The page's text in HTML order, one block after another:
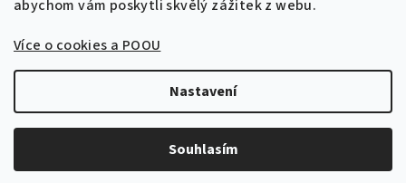
abychom vám poskytli skvělý zážitek z webu.
Více o cookies a POOU
Nastavení
Souhlasím
VISA
Vytvořil Shoptet
Přihlásit se k odběru
Zásady zpracování osobních údajů